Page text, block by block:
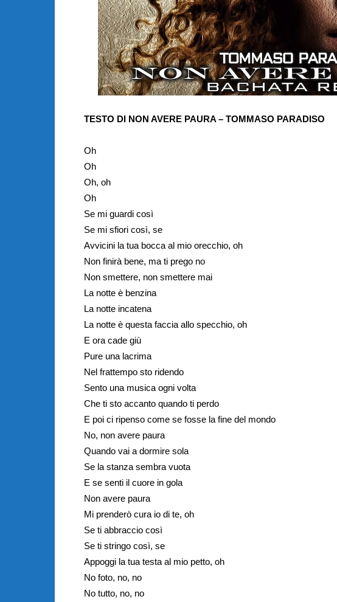
TESTO DI NON AVERE PAURA – TOMMASO PARADISO
Oh
Oh
Oh, oh
Oh
Se mi guardi così
Se mi sfiori così, se
Avvicini la tua bocca al mio orecchio, oh
Non finirà bene, ma ti prego no
Non smettere, non smettere mai
La notte è benzina
La notte incatena
La notte è questa faccia allo specchio, oh
E ora cade giù
Pure una lacrima
Nel frattempo sto ridendo
Sento una musica ogni volta
Che ti sto accanto quando ti perdo
E poi ci ripenso come se fosse la fine del mondo
No, non avere paura
Quando vai a dormire sola
Se la stanza sembra vuota
E se senti il cuore in gola
Non avere paura
Mi prenderò cura io di te, oh
Se ti abbraccio così
Se ti stringo così, se
Appoggi la tua testa al mio petto, oh
No foto, no, no
No tutto, no, no